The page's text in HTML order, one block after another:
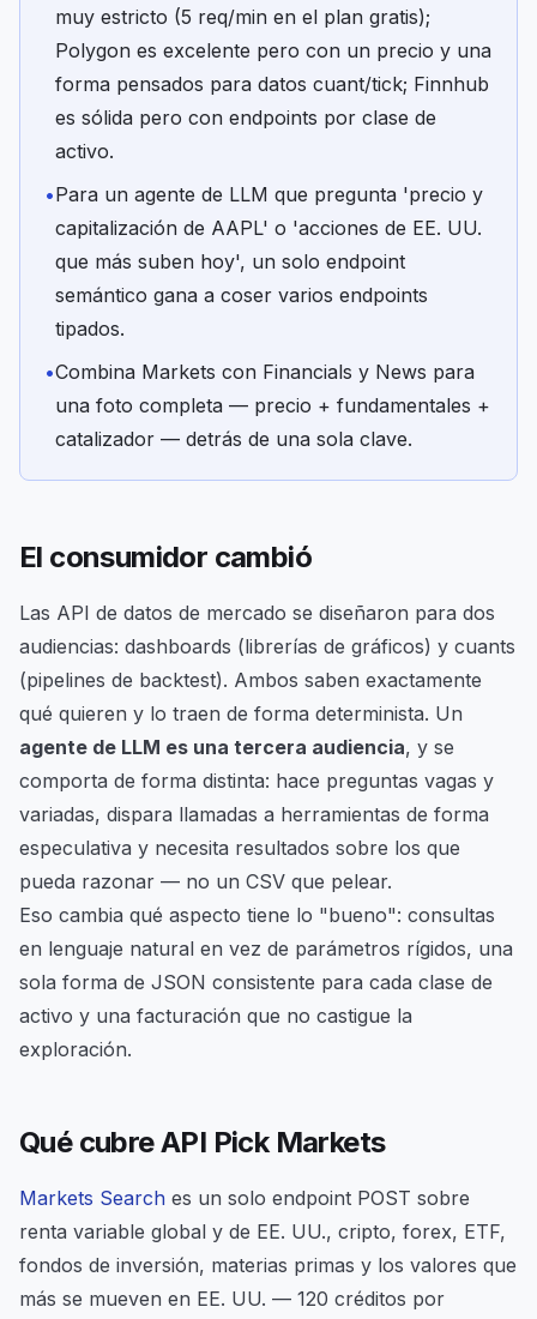
muy estricto (5 req/min en el plan gratis);
Polygon es excelente pero con un precio y una
forma pensados para datos cuant/tick; Finnhub
es sólida pero con endpoints por clase de
activo.
•Para un agente de LLM que pregunta 'precio y
capitalización de AAPL' o 'acciones de EE. UU.
que más suben hoy', un solo endpoint
semántico gana a coser varios endpoints
tipados.
•Combina Markets con Financials y News para
una foto completa — precio + fundamentales +
catalizador — detrás de una sola clave.
El consumidor cambió
Las API de datos de mercado se diseñaron para dos
audiencias: dashboards (librerías de gráficos) y cuants
(pipelines de backtest). Ambos saben exactamente
qué quieren y lo traen de forma determinista. Un
agente de LLM es una tercera audiencia, y se
comporta de forma distinta: hace preguntas vagas y
variadas, dispara llamadas a herramientas de forma
especulativa y necesita resultados sobre los que
pueda razonar — no un CSV que pelear.
Eso cambia qué aspecto tiene lo "bueno": consultas
en lenguaje natural en vez de parámetros rígidos, una
sola forma de JSON consistente para cada clase de
activo y una facturación que no castigue la
exploración.
Qué cubre API Pick Markets
Markets Search es un solo endpoint POST sobre
renta variable global y de EE. UU., cripto, forex, ETF,
fondos de inversión, materias primas y los valores que
más se mueven en EE. UU. — 120 créditos por